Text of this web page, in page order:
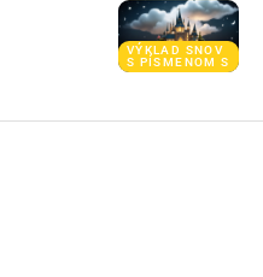
VÝKLAD SNOV
S PÍSMENOM S